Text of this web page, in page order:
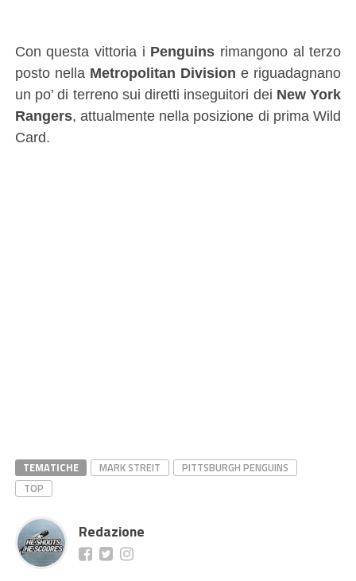
Con questa vittoria i Penguins rimangono al terzo
posto nella Metropolitan Division e riguadagnano
un po’ di terreno sui diretti inseguitori dei New York
Rangers, attualmente nella posizione di prima Wild
Card.
TEMATICHE MARK STREIT
PITTSBURGH PENGUINS
TOP
Redazione